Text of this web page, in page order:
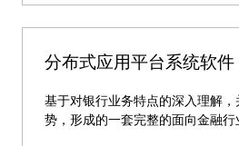
分布式应用平台系统软件
基于对银行业务特点的深入理解
势，形成的一套完整的面向金融行